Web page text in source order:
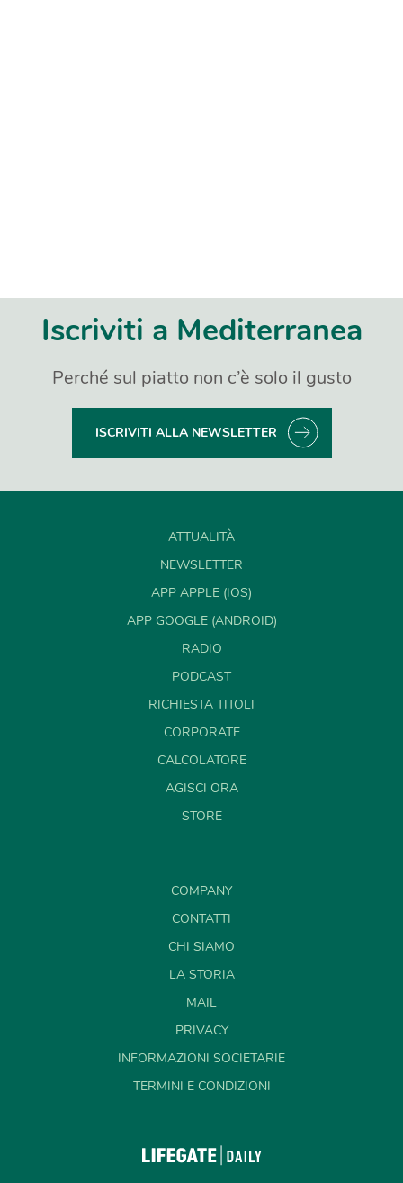
Iscriviti a Mediterranea
Perché sul piatto non c’è solo il gusto
ISCRIVITI ALLA NEWSLETTER
ATTUALITÀ
NEWSLETTER
APP APPLE (IOS)
APP GOOGLE (ANDROID)
RADIO
PODCAST
RICHIESTA TITOLI
CORPORATE
CALCOLATORE
AGISCI ORA
STORE
COMPANY
CONTATTI
CHI SIAMO
LA STORIA
MAIL
PRIVACY
INFORMAZIONI SOCIETARIE
TERMINI E CONDIZIONI